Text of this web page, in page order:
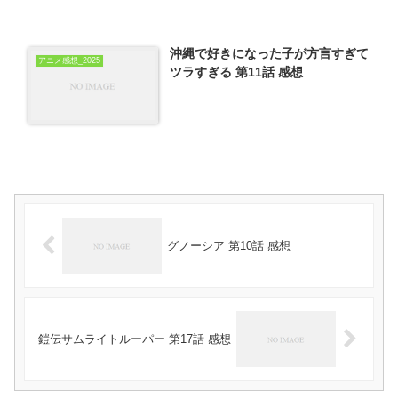
アニメ感想_2025
沖縄で好きになった子が方言すぎて
ツラすぎる 第11話 感想
グノーシア 第10話 感想
鎧伝サムライトルーパー 第17話 感想